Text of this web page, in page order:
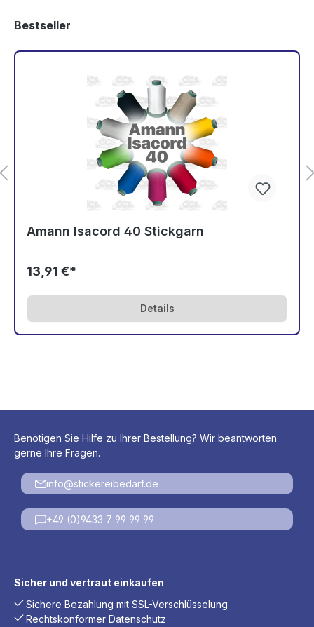
Bestseller
Amann Isacord 40 Stickgarn
13,91 €*
Details
Benötigen Sie Hilfe zu Ihrer Bestellung? Wir beantworten
gerne Ihre Fragen.
info@stickereibedarf.de
+49 (0)9433 7 99 99 99
Sicher und vertraut einkaufen
Sichere Bezahlung mit SSL-Verschlüsselung
Rechtskonformer Datenschutz